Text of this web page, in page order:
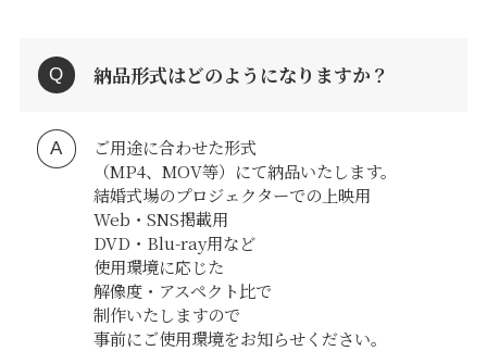
納品形式はどのようになりますか？
ご用途に合わせた形式
（MP4、MOV等）にて納品いたします。
結婚式場のプロジェクターでの上映用
Web・SNS掲載用
DVD・Blu-ray用など
使用環境に応じた
解像度・アスペクト比で
制作いたしますので
事前にご使用環境をお知らせください。